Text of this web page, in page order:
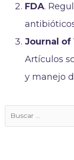
FDA.
Journal
Artículos
y manejo
por: